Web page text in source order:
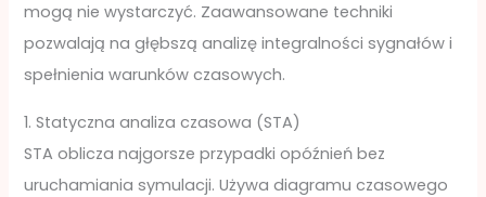
mogą nie wystarczyć. Zaawansowane techniki
pozwalają na głębszą analizę integralności sygnałów i
spełnienia warunków czasowych.
1. Statyczna analiza czasowa (STA)
STA oblicza najgorsze przypadki opóźnień bez
uruchamiania symulacji. Używa diagramu czasowego